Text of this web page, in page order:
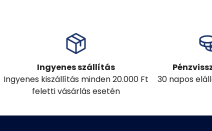
Ingyenes szállítás
Ingyenes kiszállítás minden 20.000 Ft
feletti vásárlás esetén
30 napos